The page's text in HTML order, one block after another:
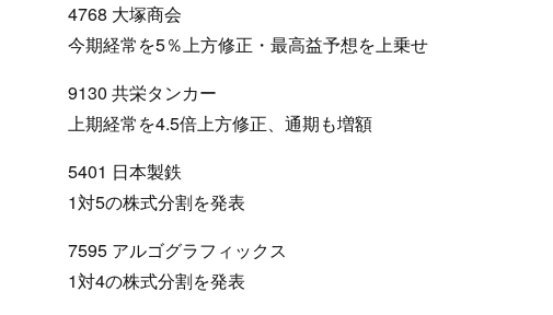
4768 大塚商会
今期経常を5％上方修正・最高益予想を上乗せ
9130 共栄タンカー
上期経常を4.5倍上方修正、通期も増額
5401 日本製鉄
1対5の株式分割を発表
7595 アルゴグラフィックス
1対4の株式分割を発表